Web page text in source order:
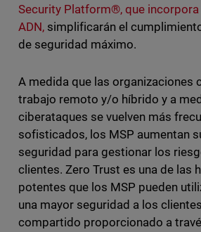
Security Platform®, que
ADN,simplificarán el
de seguridad máximo.
A medida que las organizaciones
trabajo remoto y/o híbrido y a
ciberataques se vuelven más
sofisticados, los MSP aumentan
seguridad para gestionar los
clientes. Zero Trust es una de las
potentes que los MSP pueden
una mayor seguridad a los
compartido proporcionado a